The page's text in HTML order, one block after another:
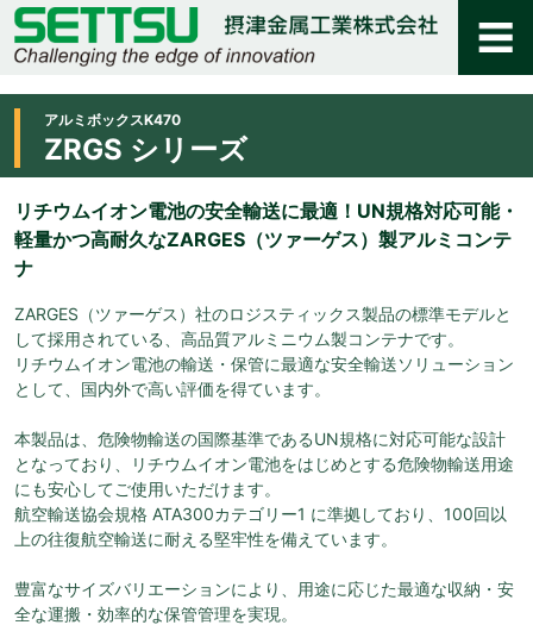
アルミボックスK470
ZRGS シリーズ
リチウムイオン電池の安全輸送に最適！UN規格対応可能・
軽量かつ高耐久なZARGES（ツァーゲス）製アルミコンテ
ナ
ZARGES（ツァーゲス）社のロジスティックス製品の標準モデルと
して採用されている、高品質アルミニウム製コンテナです。
リチウムイオン電池の輸送・保管に最適な安全輸送ソリューション
として、国内外で高い評価を得ています。
本製品は、危険物輸送の国際基準であるUN規格に対応可能な設計
となっており、リチウムイオン電池をはじめとする危険物輸送用途
にも安心してご使用いただけます。
航空輸送協会規格 ATA300カテゴリー1 に準拠しており、100回以
上の往復航空輸送に耐える堅牢性を備えています。
豊富なサイズバリエーションにより、用途に応じた最適な収納・安
全な運搬・効率的な保管管理を実現。